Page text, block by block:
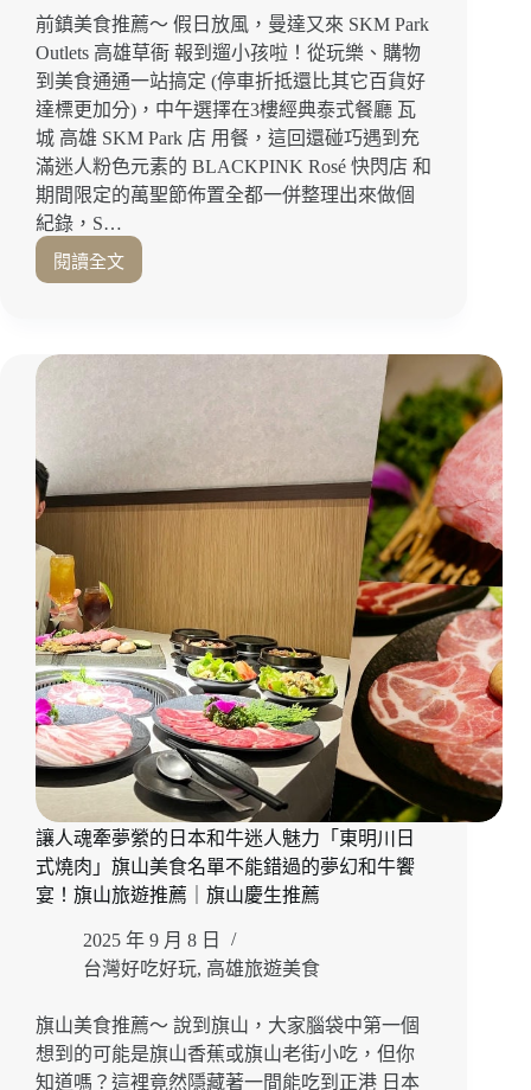
蔬
菜、
飲
料、
冰
品
暢
享！
鳳
山
火
鍋
｜
推
薦
前鎮美食推薦～ 假日放風，曼達又來 SKM Park
Outlets 高雄草衙 報到遛小孩啦！從玩樂、購物
到美食通通一站搞定 (停車折抵還比其它百貨好
達標更加分)，中午選擇在3樓經典泰式餐廳 瓦
城 高雄 SKM Park 店 用餐，這回還碰巧遇到充
滿迷人粉色元素的 BLACKPINK Rosé 快閃店 和
期間限定的萬聖節佈置全都一併整理出來做個
紀錄，S…
閱讀全文
高
道
下
飯、
滿
滿
「瓦
城
泰
國
料
理
SKM
店」
香
葉
雞、
鳳
蝦
球
一
讓人魂牽夢縈的日本和牛迷人魅力「東明川日
式燒肉」旗山美食名單不能錯過的夢幻和牛饗
宴！旗山旅遊推薦｜旗山慶生推薦
2025 年 9 月 8 日
台灣好吃好玩, 高雄旅遊美食
旗山美食推薦～ 說到旗山，大家腦袋中第一個
想到的可能是旗山香蕉或旗山老街小吃，但你
知道嗎？這裡竟然隱藏著一間能吃到正港 日本